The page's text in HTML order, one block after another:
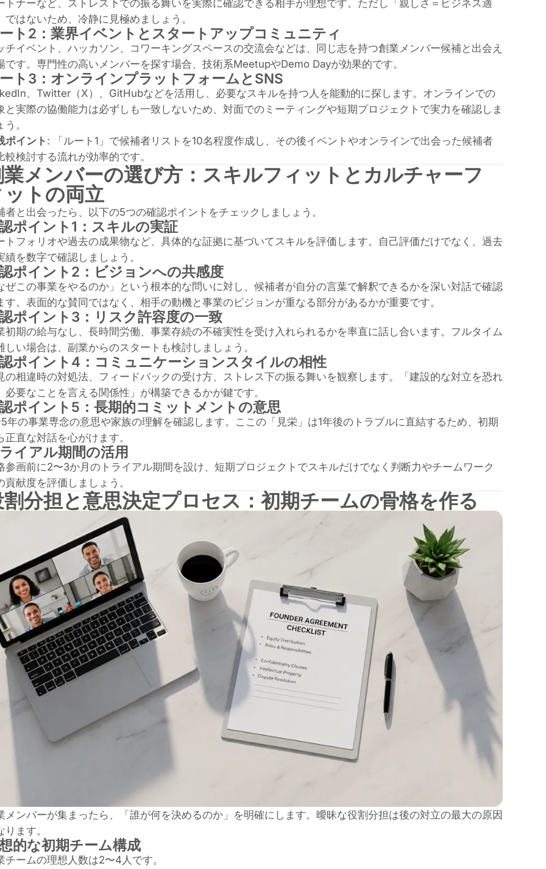
トナーなど、ストレス下での振る舞いを実際に確認できる相手が理想です。ただし「親しさ＝ビジネス適
ではないため、冷静に見極めましょう。
ト2：業界イベントとスタートアップコミュニティ
チイベント、ハッカソン、コワーキングスペースの交流会などは、同じ志を持つ創業メンバー候補と出会え
です。専門性の高いメンバーを探す場合、技術系MeetupやDemo Dayが効果的です。
ト3：オンラインプラットフォームとSNS
、Twitter（X）、GitHubなどを活用し、必要なスキルを持つ人を能動的に探します。オンラインでの
と実際の協働能力は必ずしも一致しないため、対面でのミーティングや短期プロジェクトで実力を確認しま
う。
ポイント : 「ルート1」で候補者リストを10名程度作成し、その後イベントやオンラインで出会った候補者
較検討する流れが効率的です。
メンバーの選び方：スキルフィットとカルチャーフ
トの両立
者と出会ったら、以下の5つの確認ポイントをチェックしましょう。
ポイント1：スキルの実証
トフォリオや過去の成果物など、具体的な証拠に基づいてスキルを評価します。自己評価だけでなく、過去
績を数字で確認しましょう。
ポイント2：ビジョンへの共感度
ぜこの事業をやるのか」という根本的な問いに対し、候補者が自分の言葉で解釈できるかを深い対話で確認
す。表面的な賛同ではなく、相手の動機と事業のビジョンが重なる部分があるかが重要です。
ポイント3：リスク許容度の一致
初期の給与なし、長時間労働、事業存続の不確実性を受け入れられるかを率直に話し合います。フルタイム
しい場合は、副業からのスタートも検討しましょう。
ポイント4：コミュニケーションスタイルの相性
の相違時の対処法、フィードバックの受け方、ストレス下の振る舞いを観察します。「建設的な対立を恐れ
必要なことを言える関係性」が構築できるかが鍵です。
ポイント5：長期的コミットメントの意思
年の事業専念の意思や家族の理解を確認します。ここの「見栄」は1年後のトラブルに直結するため、初期
正直な対話を心がけます。
イアル期間の活用
参画前に2〜3か月のトライアル期間を設け、短期プロジェクトでスキルだけでなく判断力やチームワーク
貢献度を評価しましょう。
分担と意思決定プロセス：初期チームの骨格を作る
メンバーが集まったら、「誰が何を決めるのか」を明確にします。曖昧な役割分担は後の対立の最大の原因
ります。
的な初期チーム構成
チームの理想人数は2〜4人です。